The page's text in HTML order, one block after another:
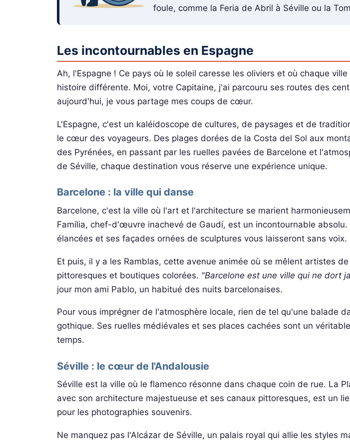
foule, comme la Feria de Abril à Séville ou la
Les incontournables en Espagne
Ah, l'Espagne ! Ce pays où le soleil caresse les oliviers et où chaque
histoire différente. Moi, votre Capitaine, j'ai parcouru ses routes des
aujourd'hui, je vous partage mes coups de cœur.
L'Espagne, c'est un kaléidoscope de cultures, de paysages et de
le cœur des voyageurs. Des plages dorées de la Costa del Sol aux
des Pyrénées, en passant par les ruelles pavées de Barcelone et
de Séville, chaque destination vous réserve une expérience unique.
Barcelone : la ville qui danse
Barcelone, c'est la ville où l'art et l'architecture se marient
Família, chef-d'œuvre inachevé de Gaudí, est un incontournable absolu.
élancées et ses façades ornées de sculptures vous laisseront sans voix.
Et puis, il y a les Ramblas, cette avenue animée où se mêlent artistes
pittoresques et boutiques colorées. "Barcelone est une ville qui ne dort
jour mon ami Pablo, un habitué des nuits barcelonaises.
Pour vous imprégner de l'atmosphère locale, rien de tel qu'une balade
gothique. Ses ruelles médiévales et ses places cachées sont un
temps.
Séville : le cœur de l'Andalousie
Séville est la ville où le flamenco résonne dans chaque coin de rue. La
avec son architecture majestueuse et ses canaux pittoresques, est un
pour les photographies souvenirs.
Ne manquez pas l'Alcázar de Séville, un palais royal qui allie les styles